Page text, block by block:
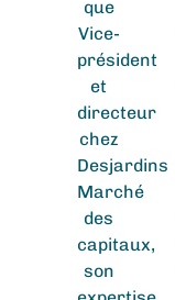
que
Vice-
président
et
directeur
chez
Desjardins
Marché
des
capitaux,
son